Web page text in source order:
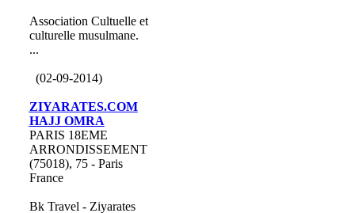
Association Cultuelle et
culturelle musulmane.
...
(02-09-2014)
ZIYARATES.COM
HAJJ OMRA
PARIS 18EME
ARRONDISSEMENT
(75018), 75 - Paris
France
Bk Travel - Ziyarates